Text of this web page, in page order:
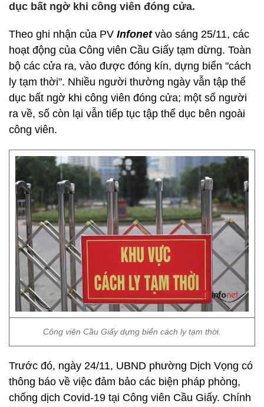
dục bất ngờ khi công viên đóng cửa.
Theo ghi nhận của PV Infonet vào sáng 25/11, các
hoạt động của Công viên Cầu Giấy tạm dừng. Toàn
bộ các cửa ra, vào được đóng kín, dựng biển "cách
ly tạm thời". Nhiều người thường ngày vẫn tập thể
dục bất ngờ khi công viên đóng cửa; một số người
ra về, số còn lại vẫn tiếp tục tập thể dục bên ngoài
công viên.
Công viên Cầu Giấy dựng biển cách ly tạm thời.
Trước đó, ngày 24/11, UBND phường Dịch Vọng có
thông báo về việc đảm bảo các biện pháp phòng,
chống dịch Covid-19 tại Công viên Cầu Giấy. Chính